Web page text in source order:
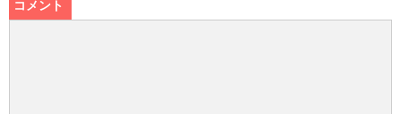
コメント